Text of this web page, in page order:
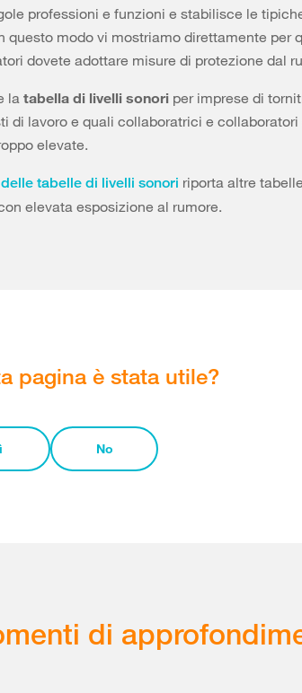
professioni e funzioni e stabilisce le
questo modo vi mostriamo direttamente per
dovete adottare misure di protezione dal
la tabella di livelli sonori per imprese di
di lavoro e quali collaboratrici e
elevate.
tabelle di livelli sonori riporta altre
elevata esposizione al rumore.
pagina è stata utile?
No
di